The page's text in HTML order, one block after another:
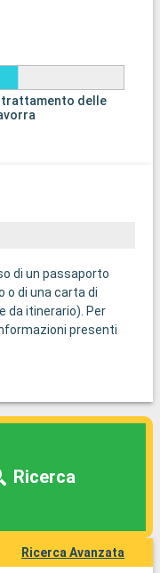
trattamento delle
di un passaporto
o di una carta di
da itinerario). Per
presenti
Ricerca
Ricerca Avanzata